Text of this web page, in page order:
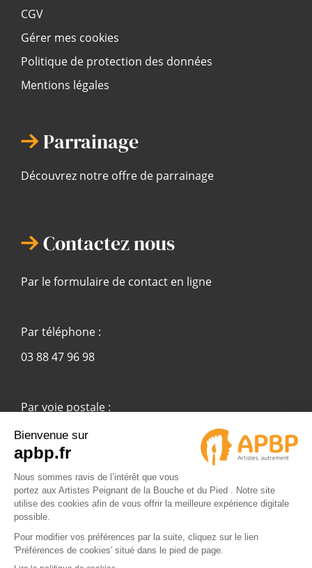
CGV
Gérer mes cookies
Politique de protection des données
Mentions légales
Parrainage
Découvrez notre offre de parrainage
Contactez nous
Par le formulaire de contact en ligne
Par téléphone :
03 88 47 96 98
Par voie postale :
APBP
37 route Ecospace - Molsheim
67955 Strasbourg Cedex 9